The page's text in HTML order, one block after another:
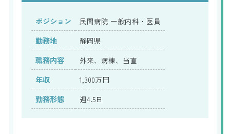
ポジション 民間病院 一般内科・医員
勤務地 静岡県
職務内容 外来、病棟、当直
年収 1,300万円
勤務形態 週4.5日